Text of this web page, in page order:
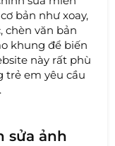
bản như xoay,
chèn văn bản
khung để biến
này rất phù
trẻ em yêu cầu
sửa ảnh